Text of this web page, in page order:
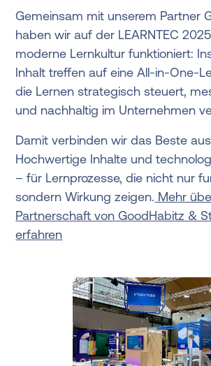
Gemeinsam mit unserem Partner
haben wir auf der LEARNTEC
moderne Lernkultur funktioniert:
Inhalt treffen auf eine All-in-One-
die Lernen strategisch steuert,
und nachhaltig im Unternehmen
Damit verbinden wir das Beste
Hochwertige Inhalte und
– für Lernprozesse, die nicht nur
sondern Wirkung zeigen. Mehr
Partnerschaft von GoodHabitz &
erfahren